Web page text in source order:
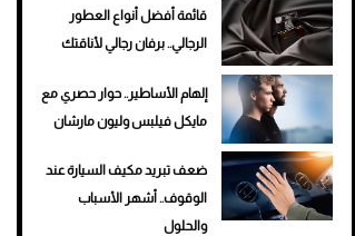
قائمة أفضل أنواع العطور
الرجالي.. برفان رجالي لأناقتك
إلهام الأساطير.. حوار حصري مع
مايكل فيلبس وليون مارشان
ضعف تبريد مكيف السيارة عند
الوقوف.. أشهر الأسباب
والحلول